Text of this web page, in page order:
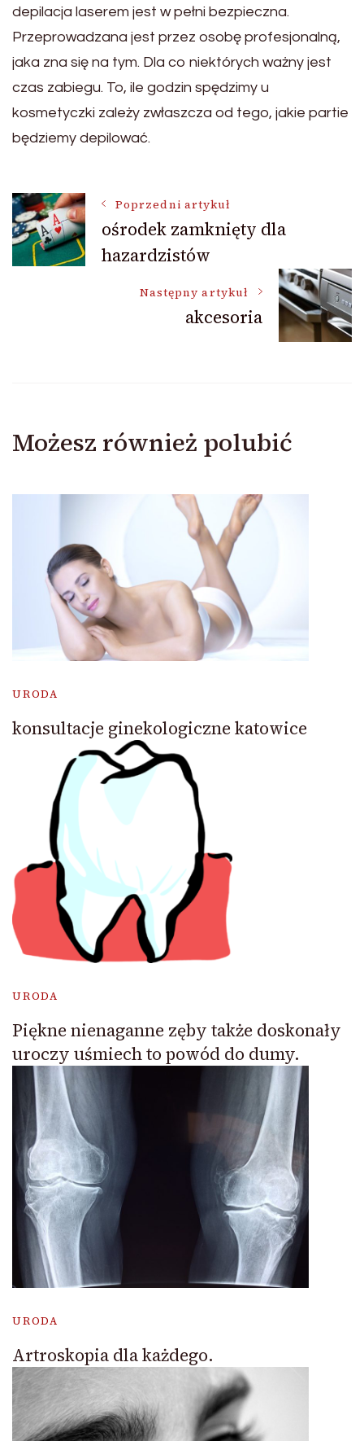
depilacja laserem jest w pełni bezpieczna.
Przeprowadzana jest przez osobę profesjonalną,
jaka zna się na tym. Dla co niektórych ważny jest
czas zabiegu. To, ile godzin spędzimy u
kosmetyczki zależy zwłaszcza od tego, jakie partie
będziemy depilować.
Nawigacja
wpisu
Poprzedni artykuł
ośrodek zamknięty dla
hazardzistów
Następny artykuł
akcesoria
Możesz również polubić
URODA
konsultacje ginekologiczne katowice
URODA
Piękne nienaganne zęby także doskonały
uroczy uśmiech to powód do dumy.
URODA
Artroskopia dla każdego.